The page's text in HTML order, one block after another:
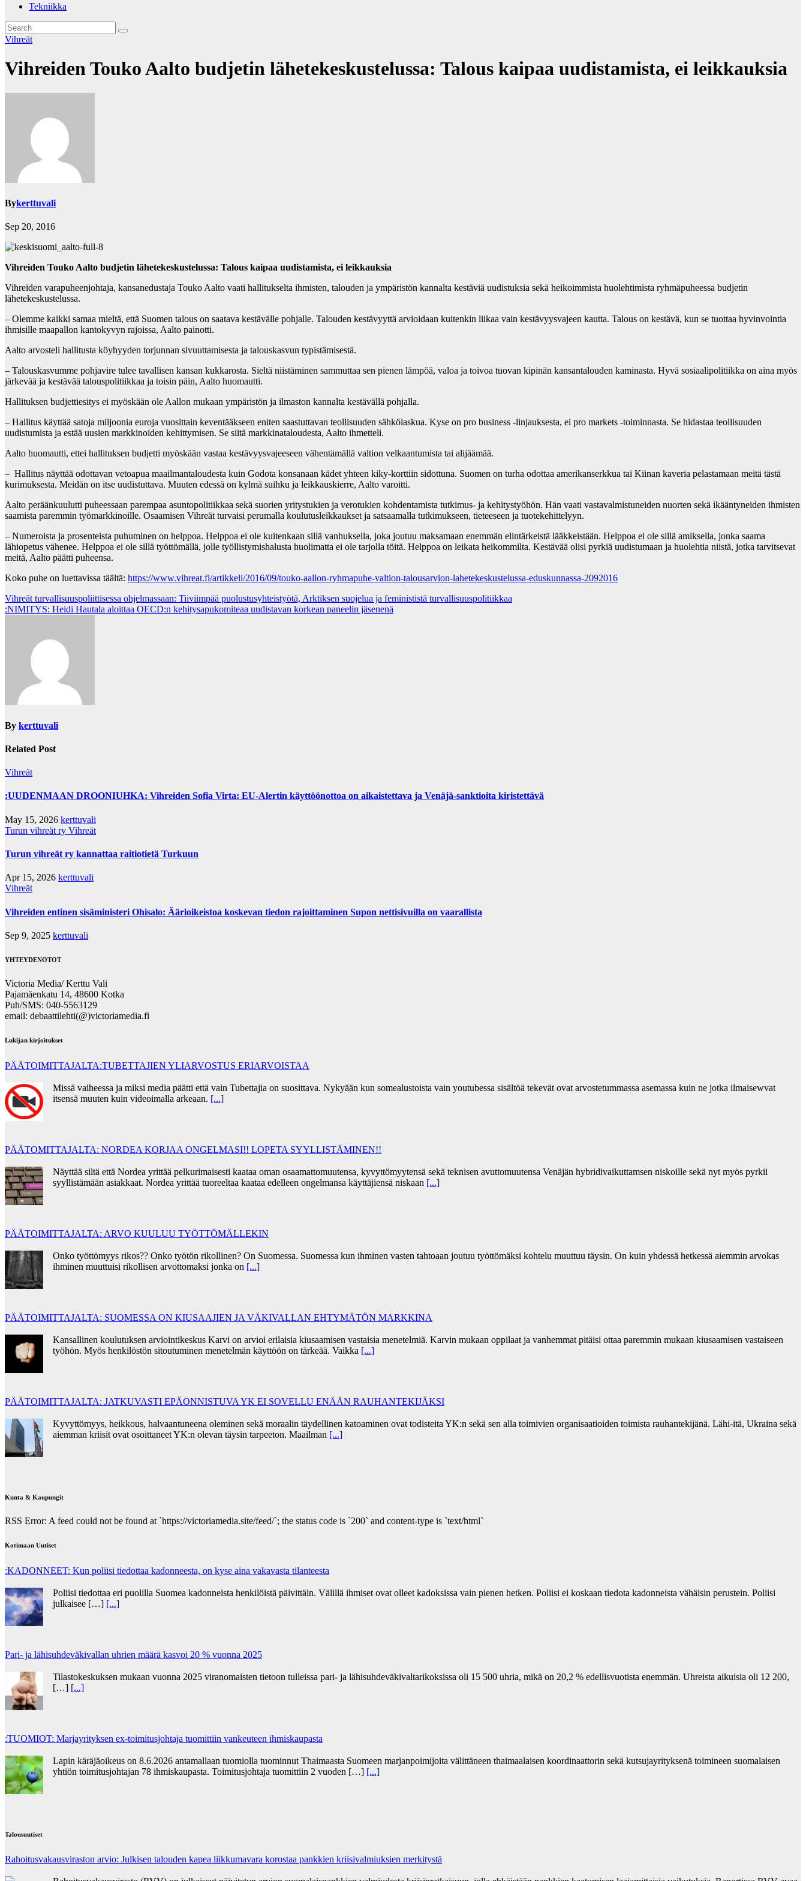
Tekniikka
Vihreät
Vihreiden Touko Aalto budjetin lähetekeskustelussa: Talous kaipaa uudistamista, ei leikkauksia
Bykerttuvali
Sep 20, 2016
Vihreiden Touko Aalto budjetin lähetekeskustelussa: Talous kaipaa uudistamista, ei leikkauksia
Vihreiden varapuheenjohtaja, kansanedustaja Touko Aalto vaati hallitukselta ihmisten, talouden ja ympäristön kannalta kestäviä uudistuksia sekä heikoimmista huolehtimista ryhmäpuheessa budjetin
lähetekeskustelussa.
– Olemme kaikki samaa mieltä, että Suomen talous on saatava kestävälle pohjalle. Talouden kestävyyttä arvioidaan kuitenkin liikaa vain kestävyysvajeen kautta. Talous on kestävä, kun se tuottaa hyvinvointia
ihmisille maapallon kantokyvyn rajoissa, Aalto painotti.
Aalto arvosteli hallitusta köyhyyden torjunnan sivuuttamisesta ja talouskasvun typistämisestä.
– Talouskasvumme pohjavire tulee tavallisen kansan kukkarosta. Sieltä niistäminen sammuttaa sen pienen lämpöä, valoa ja toivoa tuovan kipinän kansantalouden kaminasta. Hyvä sosiaalipolitiikka on aina myös
järkevää ja kestävää talouspolitiikkaa ja toisin päin, Aalto huomautti.
Hallituksen budjettiesitys ei myöskään ole Aallon mukaan ympäristön ja ilmaston kannalta kestävällä pohjalla.
– Hallitus käyttää satoja miljoonia euroja vuosittain keventääkseen eniten saastuttavan teollisuuden sähkölaskua. Kyse on pro business -linjauksesta, ei pro markets -toiminnasta. Se hidastaa teollisuuden
uudistumista ja estää uusien markkinoiden kehittymisen. Se siitä markkinataloudesta, Aalto ihmetteli.
Aalto huomautti, ettei hallituksen budjetti myöskään vastaa kestävyysvajeeseen vähentämällä valtion velkaantumista tai alijäämää.
– Hallitus näyttää odottavan vetoapua maailmantaloudesta kuin Godota konsanaan kädet yhteen kiky-korttiin sidottuna. Suomen on turha odottaa amerikanserkkua tai Kiinan kaveria pelastamaan meitä tästä
kurimuksesta. Meidän on itse uudistuttava. Muuten edessä on kylmä suihku ja leikkauskierre, Aalto varoitti.
Aalto peräänkuulutti puheessaan parempaa asuntopolitiikkaa sekä suorien yritystukien ja verotukien kohdentamista tutkimus- ja kehitystyöhön. Hän vaati vastavalmistuneiden nuorten sekä ikääntyneiden ihmisten
saamista paremmin työmarkkinoille. Osaamisen Vihreät turvaisi perumalla koulutusleikkaukset ja satsaamalla tutkimukseen, tieteeseen ja tuotekehittelyyn.
– Numeroista ja prosenteista puhuminen on helppoa. Helppoa ei ole kuitenkaan sillä vanhuksella, joka joutuu maksamaan enemmän elintärkeistä lääkkeistään. Helppoa ei ole sillä amiksella, jonka saama
lähiopetus vähenee. Helppoa ei ole sillä työttömällä, jolle työllistymishalusta huolimatta ei ole tarjolla töitä. Helppoa on leikata heikommilta. Kestävää olisi pyrkiä uudistumaan ja huolehtia niistä, jotka tarvitsevat
meitä, Aalto päätti puheensa.
Koko puhe on luettavissa täältä: https://www.vihreat.fi/artikkeli/2016/09/touko-aallon-ryhmapuhe-valtion-talousarvion-lahetekeskustelussa-eduskunnassa-2092016
Post
navigation
Vihreät turvallisuuspoliittisessa ohjelmassaan: Tiiviimpää puolustusyhteistyötä, Arktiksen suojelua ja feminististä turvallisuuspolitiikkaa
:NIMITYS: Heidi Hautala aloittaa OECD:n kehitysapukomiteaa uudistavan korkean paneelin jäsenenä
By kerttuvali
Related Post
Vihreät
:UUDENMAAN DROONIUHKA: Vihreiden Sofia Virta: EU-Alertin käyttöönottoa on aikaistettava ja Venäjä-sanktioita kiristettävä
May 15, 2026 kerttuvali
Turun vihreät ry Vihreät
Turun vihreät ry kannattaa raitiotietä Turkuun
Apr 15, 2026 kerttuvali
Vihreät
Vihreiden entinen sisäministeri Ohisalo: Äärioikeistoa koskevan tiedon rajoittaminen Supon nettisivuilla on vaarallista
Sep 9, 2025 kerttuvali
YHTEYDENOTOT
Victoria Media/ Kerttu Vali
Pajamäenkatu 14, 48600 Kotka
Puh/SMS: 040-5563129
email: debaattilehti(@)victoriamedia.fi
Lukijan kirjoitukset
PÄÄTOIMITTAJALTA:TUBETTAJIEN YLIARVOSTUS ERIARVOISTAA
Missä vaiheessa ja miksi media päätti että vain Tubettajia on suosittava. Nykyään kun somealustoista vain youtubessa sisältöä tekevät ovat arvostetummassa asemassa kuin ne jotka ilmaisewvat
itsensä muuten kuin videoimalla arkeaan. [...]
PÄÄTOMITTAJALTA: NORDEA KORJAA ONGELMASI!! LOPETA SYYLLISTÄMINEN!!
Näyttää siltä että Nordea yrittää pelkurimaisesti kaataa oman osaamattomuutensa, kyvyttömyytensä sekä teknisen avuttomuutensa Venäjän hybridivaikuttamsen niskoille sekä nyt myös pyrkii
syyllistämään asiakkaat. Nordea yrittää tuoreeltaa kaataa edelleen ongelmansa käyttäjiensä niskaan [...]
PÄÄTOIMITTAJALTA: ARVO KUULUU TYÖTTÖMÄLLEKIN
Onko työttömyys rikos?? Onko työtön rikollinen? On Suomessa. Suomessa kun ihminen vasten tahtoaan joutuu työttömäksi kohtelu muuttuu täysin. On kuin yhdessä hetkessä aiemmin arvokas
ihminen muuttuisi rikollisen arvottomaksi jonka on [...]
PÄÄTOIMITTAJALTA: SUOMESSA ON KIUSAAJIEN JA VÄKIVALLAN EHTYMÄTÖN MARKKINA
Kansallinen koulutuksen arviointikeskus Karvi on arvioi erilaisia kiusaamisen vastaisia menetelmiä. Karvin mukaan oppilaat ja vanhemmat pitäisi ottaa paremmin mukaan kiusaamisen vastaiseen
työhön. Myös henkilöstön sitoutuminen menetelmän käyttöön on tärkeää. Vaikka [...]
PÄÄTOIMITTAJALTA: JATKUVASTI EPÄONNISTUVA YK EI SOVELLU ENÄÄN RAUHANTEKIJÄKSI
Kyvyttömyys, heikkous, halvaantuneena oleminen sekä moraalin täydellinen katoaminen ovat todisteita YK:n sekä sen alla toimivien organisaatioiden toimista rauhantekijänä. Lähi-itä, Ukraina sekä
aiemman kriisit ovat osoittaneet YK:n olevan täysin tarpeeton. Maailman [...]
Kunta & Kaupungit
RSS Error: A feed could not be found at `https://victoriamedia.site/feed/`; the status code is `200` and content-type is `text/html`
Kotimaan Uutiset
:KADONNEET: Kun poliisi tiedottaa kadonneesta, on kyse aina vakavasta tilanteesta
Poliisi tiedottaa eri puolilla Suomea kadonneista henkilöistä päivittäin. Välillä ihmiset ovat olleet kadoksissa vain pienen hetken. Poliisi ei koskaan tiedota kadonneista vähäisin perustein. Poliisi
julkaisee […] [...]
Pari- ja lähisuhdeväkivallan uhrien määrä kasvoi 20 % vuonna 2025
Tilastokeskuksen mukaan vuonna 2025 viranomaisten tietoon tulleissa pari- ja lähisuhdeväkivaltarikoksissa oli 15 500 uhria, mikä on 20,2 % edellisvuotista enemmän. Uhreista aikuisia oli 12 200,
[…] [...]
:TUOMIOT: Marjayrityksen ex-toimitusjohtaja tuomittiin vankeuteen ihmiskaupasta
Lapin käräjäoikeus on 8.6.2026 antamallaan tuomiolla tuominnut Thaimaasta Suomeen marjanpoimijoita välittäneen thaimaalaisen koordinaattorin sekä kutsujayrityksenä toimineen suomalaisen
yhtiön toimitusjohtajan 78 ihmiskaupasta. Toimitusjohtaja tuomittiin 2 vuoden […] [...]
Talousuutiset
Rahoitusvakausviraston arvio: Julkisen talouden kapea liikkumavara korostaa pankkien kriisivalmiuksien merkitystä